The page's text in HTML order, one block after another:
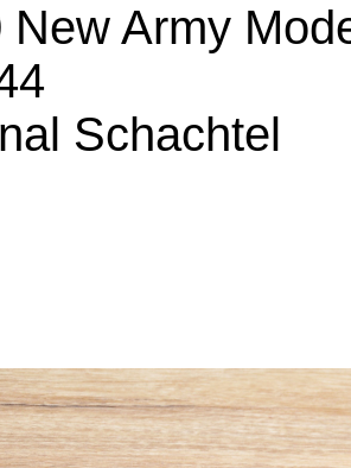
New Army
Schachtel